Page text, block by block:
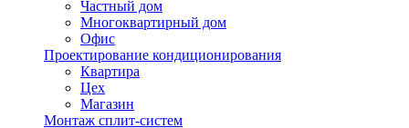
Частный дом
Многоквартирный дом
Офис
Проектирование кондиционирования
Квартира
Цех
Магазин
Монтаж сплит-систем